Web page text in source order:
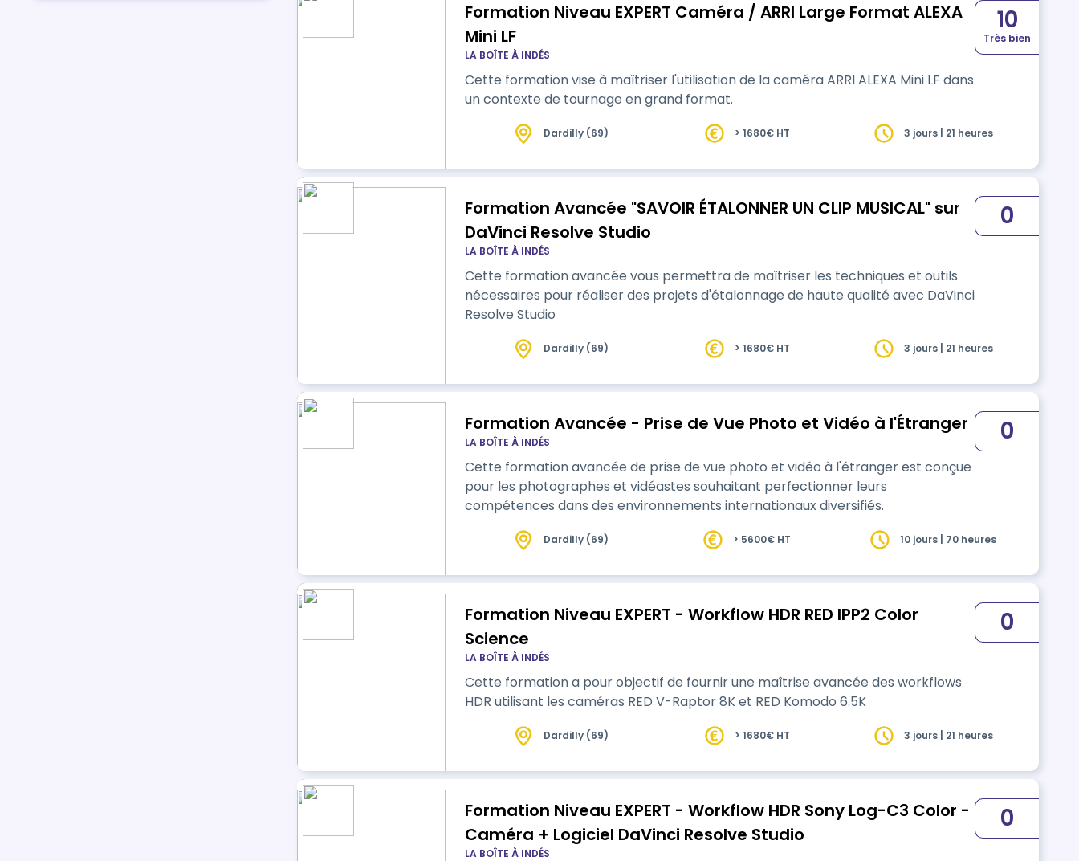
Formation Niveau EXPERT Caméra / ARRI Large Format ALEXA
Mini LF
LA BOÎTE À INDÉS
Cette formation vise à maîtriser l'utilisation de la caméra ARRI ALEXA Mini LF dans
un contexte de tournage en grand format.
10
Très bien
Dardilly (69) > 1680€ HT 3 jours | 21 heures
Formation Avancée "SAVOIR ÉTALONNER UN CLIP MUSICAL" sur
DaVinci Resolve Studio
LA BOÎTE À INDÉS
Cette formation avancée vous permettra de maîtriser les techniques et outils
nécessaires pour réaliser des projets d'étalonnage de haute qualité avec DaVinci
Resolve Studio
0
Dardilly (69) > 1680€ HT 3 jours | 21 heures
Formation Avancée - Prise de Vue Photo et Vidéo à l'Étranger
LA BOÎTE À INDÉS
Cette formation avancée de prise de vue photo et vidéo à l'étranger est conçue
pour les photographes et vidéastes souhaitant perfectionner leurs
compétences dans des environnements internationaux diversifiés.
0
Dardilly (69) > 5600€ HT 10 jours | 70 heures
Formation Niveau EXPERT - Workflow HDR RED IPP2 Color
Science
LA BOÎTE À INDÉS
Cette formation a pour objectif de fournir une maîtrise avancée des workflows
HDR utilisant les caméras RED V-Raptor 8K et RED Komodo 6.5K
0
Dardilly (69) > 1680€ HT 3 jours | 21 heures
Formation Niveau EXPERT - Workflow HDR Sony Log-C3 Color -
Caméra + Logiciel DaVinci Resolve Studio
LA BOÎTE À INDÉS
0